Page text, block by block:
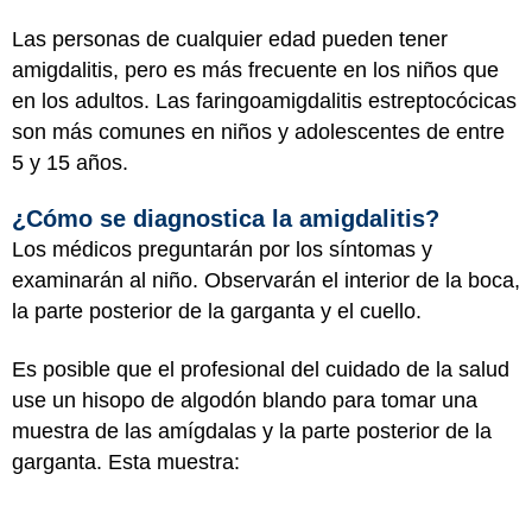
Las personas de cualquier edad pueden tener
amigdalitis, pero es más frecuente en los niños que
en los adultos. Las faringoamigdalitis estreptocócicas
son más comunes en niños y adolescentes de entre
5 y 15 años.
¿Cómo se diagnostica la amigdalitis?
Los médicos preguntarán por los síntomas y
examinarán al niño. Observarán el interior de la boca,
la parte posterior de la garganta y el cuello.
Es posible que el profesional del cuidado de la salud
use un hisopo de algodón blando para tomar una
muestra de las amígdalas y la parte posterior de la
garganta. Esta muestra: